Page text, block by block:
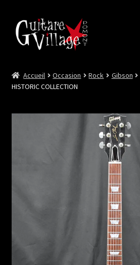
Neuf
Accueil Occasion Rock Gibson
HISTORIC COLLECTION